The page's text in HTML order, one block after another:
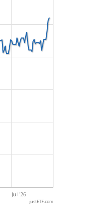
Jul '26
justETF.com